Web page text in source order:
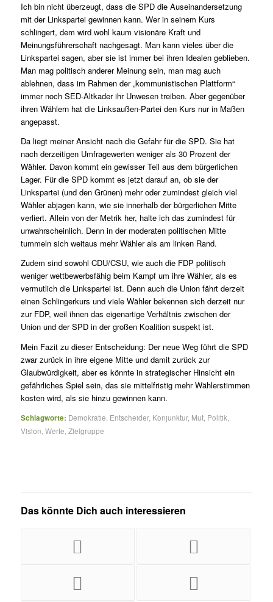
Ich bin nicht überzeugt, dass die SPD die Auseinandersetzung
mit der Linkspartei gewinnen kann. Wer in seinem Kurs
schlingert, dem wird wohl kaum visionäre Kraft und
Meinungsführerschaft nachgesagt. Man kann vieles über die
Linkspartei sagen, aber sie ist immer bei ihren Idealen geblieben.
Man mag politisch anderer Meinung sein, man mag auch
ablehnen, dass im Rahmen der „kommunistischen Plattform“
immer noch SED-Altkader ihr Unwesen treiben. Aber gegenüber
ihren Wählern hat die Linksaußen-Partei den Kurs nur in Maßen
angepasst.
Da liegt meiner Ansicht nach die Gefahr für die SPD. Sie hat
nach derzeitigen Umfragewerten weniger als 30 Prozent der
Wähler. Davon kommt ein gewisser Teil aus dem bürgerlichen
Lager. Für die SPD kommt es jetzt darauf an, ob sie der
Linkspartei (und den Grünen) mehr oder zumindest gleich viel
Wähler abjagen kann, wie sie innerhalb der bürgerlichen Mitte
verliert. Allein von der Metrik her, halte ich das zumindest für
unwahrscheinlich. Denn in der moderaten politischen Mitte
tummeln sich weitaus mehr Wähler als am linken Rand.
Zudem sind sowohl CDU/CSU, wie auch die FDP politisch
weniger wettbewerbsfähig beim Kampf um ihre Wähler, als es
vermutlich die Linkspartei ist. Denn auch die Union fährt derzeit
einen Schlingerkurs und viele Wähler bekennen sich derzeit nur
zur FDP, weil ihnen das eigenartige Verhältnis zwischen der
Union und der SPD in der großen Koalition suspekt ist.
Mein Fazit zu dieser Entscheidung: Der neue Weg führt die SPD
zwar zurück in ihre eigene Mitte und damit zurück zur
Glaubwürdigkeit, aber es könnte in strategischer Hinsicht ein
gefährliches Spiel sein, das sie mittelfristig mehr Wählerstimmen
kosten wird, als sie hinzu gewinnen kann.
Schlagworte: Demokratie Entscheider, Konjunktur, Mut, Politik
Vision Werte Zielgruppe
Das könnte Dich auch interessieren